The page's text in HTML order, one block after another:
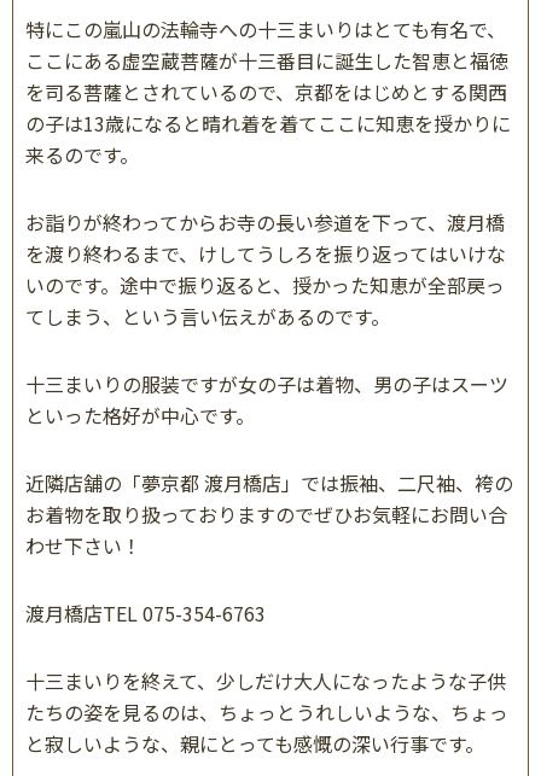
特にこの嵐山の法輪寺への十三まいりはとても有名で、
ここにある虚空蔵菩薩が十三番目に誕生した智恵と福徳
を司る菩薩とされているので、京都をはじめとする関西
の子は13歳になると晴れ着を着てここに知恵を授かりに
来るのです。
お詣りが終わってからお寺の長い参道を下って、渡月橋
を渡り終わるまで、けしてうしろを振り返ってはいけな
いのです。途中で振り返ると、授かった知恵が全部戻っ
てしまう、という言い伝えがあるのです。
十三まいりの服装ですが女の子は着物、男の子はスーツ
といった格好が中心です。
近隣店舗の「夢京都 渡月橋店」では振袖、二尺袖、袴の
お着物を取り扱っておりますのでぜひお気軽にお問い合
わせ下さい！
渡月橋店TEL 075-354-6763
十三まいりを終えて、少しだけ大人になったような子供
たちの姿を見るのは、ちょっとうれしいような、ちょっ
と寂しいような、親にとっても感慨の深い行事です。